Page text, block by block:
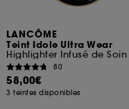
LANCÔME
Teint Idole Ultra Wear
Highlighter Infusé de Soin
80
58,00€
3 teintes disponibles